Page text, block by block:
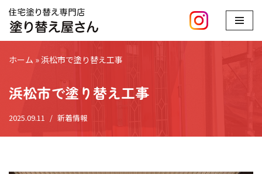
コ
テ
ツ
ス
キ
ホーム »浜松市で塗り替え工事
浜松市で塗り替え工事
2025.09.11 新着情報